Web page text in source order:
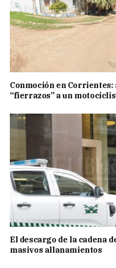
Conmoción en Corrientes:
“fierrazos” a un
El descargo de la cadena
masivos allanamientos